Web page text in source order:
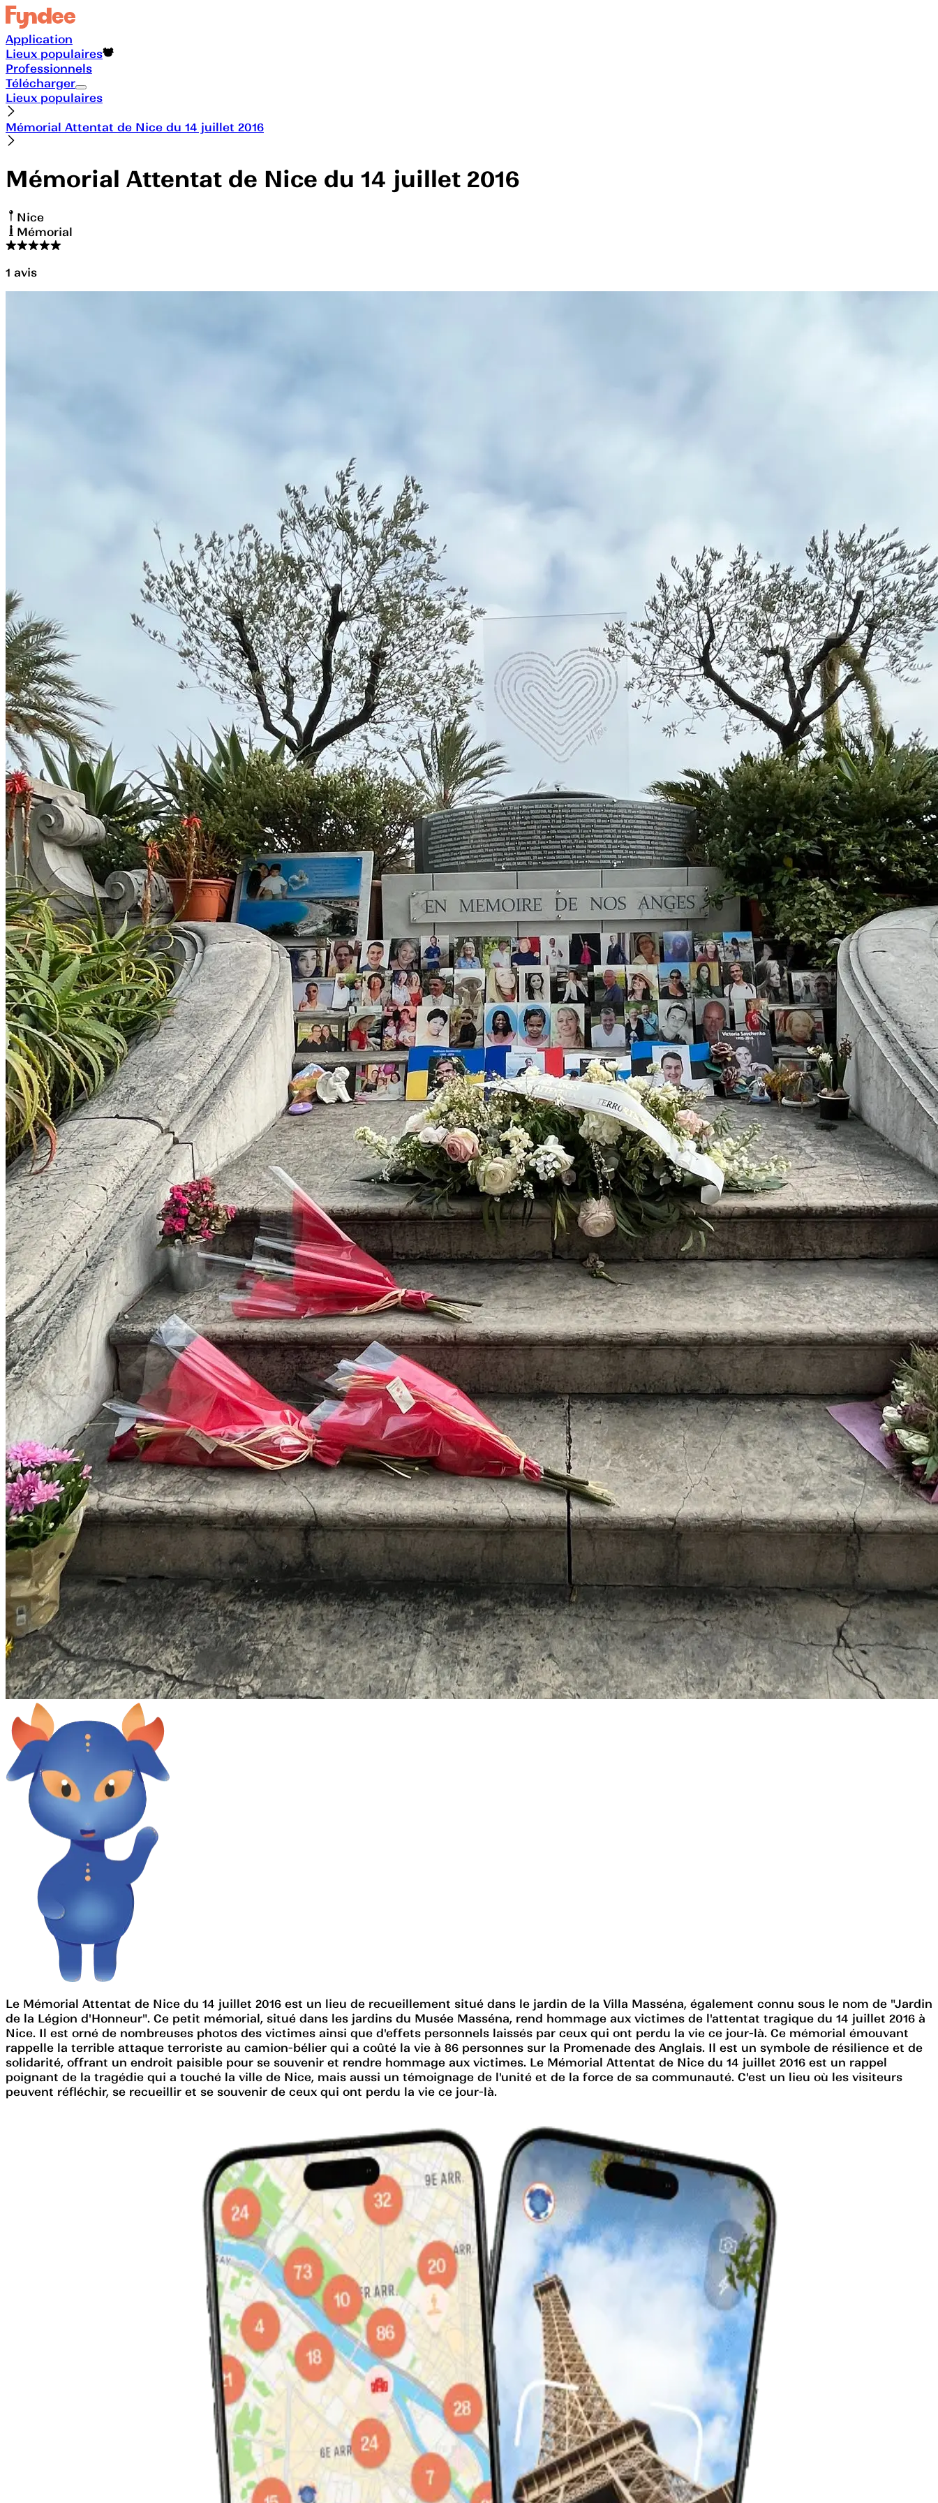
Application
Lieux populaires
Professionnels
Télécharger
Lieux populaires
Mémorial Attentat de Nice du 14 juillet 2016
Mémorial Attentat de Nice du 14 juillet 2016
Nice
Mémorial
1 avis
Le Mémorial Attentat de Nice du 14 juillet 2016 est un lieu de recueillement situé dans le jardin de la Villa Masséna, également connu sous le nom de "Jardin
de la Légion d'Honneur". Ce petit mémorial, situé dans les jardins du Musée Masséna, rend hommage aux victimes de l'attentat tragique du 14 juillet 2016 à
Nice. Il est orné de nombreuses photos des victimes ainsi que d'effets personnels laissés par ceux qui ont perdu la vie ce jour-là. Ce mémorial émouvant
rappelle la terrible attaque terroriste au camion-bélier qui a coûté la vie à 86 personnes sur la Promenade des Anglais. Il est un symbole de résilience et de
solidarité, offrant un endroit paisible pour se souvenir et rendre hommage aux victimes. Le Mémorial Attentat de Nice du 14 juillet 2016 est un rappel
poignant de la tragédie qui a touché la ville de Nice, mais aussi un témoignage de l'unité et de la force de sa communauté. C'est un lieu où les visiteurs
peuvent réfléchir, se recueillir et se souvenir de ceux qui ont perdu la vie ce jour-là.